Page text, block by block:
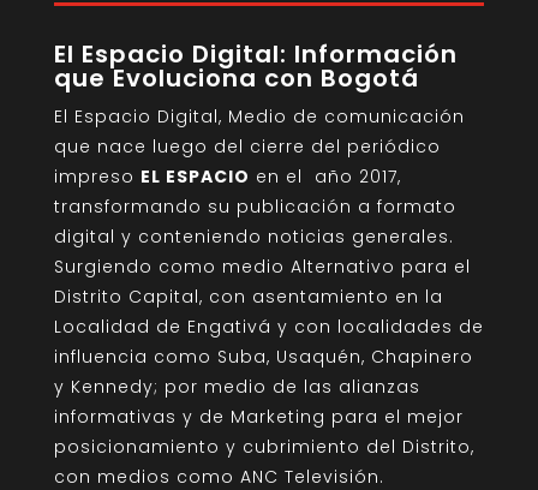
El Espacio Digital: Información
que Evoluciona con Bogotá
El Espacio Digital, Medio de comunicación
que nace luego del cierre del periódico
impreso EL ESPACIO en el año 2017,
transformando su publicación a formato
digital y conteniendo noticias generales.
Surgiendo como medio Alternativo para el
Distrito Capital, con asentamiento en la
Localidad de Engativá y con localidades de
influencia como Suba, Usaquén, Chapinero
y Kennedy; por medio de las alianzas
informativas y de Marketing para el mejor
posicionamiento y cubrimiento del Distrito,
con medios como ANC Televisión.